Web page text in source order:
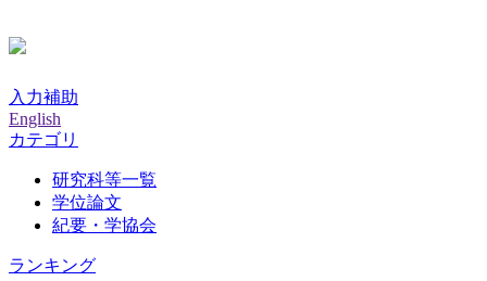
入力補助
English
カテゴリ
研究科等一覧
学位論文
紀要・学協会
ランキング